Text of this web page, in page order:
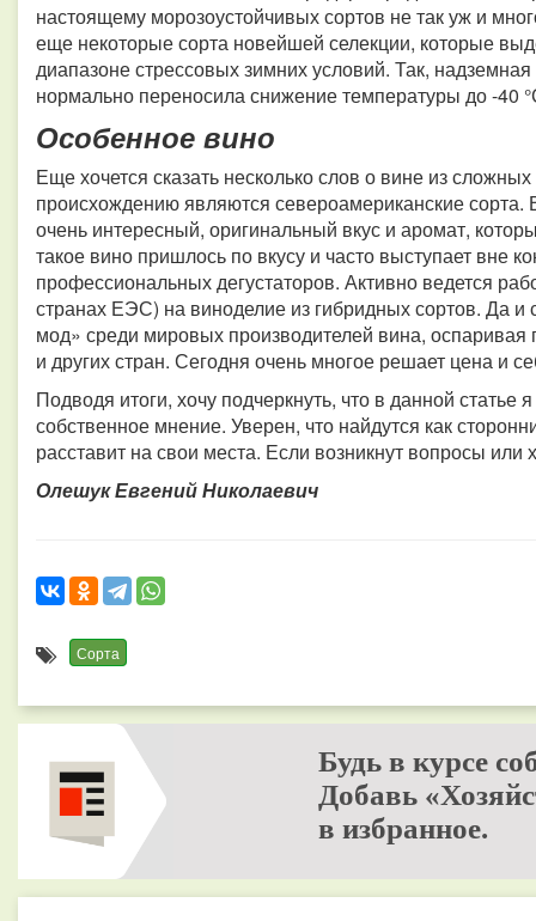
настоящему морозоустойчивых сортов не так уж и
еще некоторые сорта новейшей селекции, которые
диапазоне стрессовых зимних условий. Так,
нормально переносила снижение температуры до -40
Особенное вино
Еще хочется сказать несколько слов о вине из
происхождению являются североамериканские сорта.
очень интересный, оригинальный вкус и аромат,
такое вино пришлось по вкусу и часто выступает вне
профессиональных дегустаторов. Активно ведется
странах ЕЭС) на виноделие из гибридных сортов. Да
мод» среди мировых производителей вина,
и других стран. Сегодня очень многое решает цена и
Подводя итоги, хочу подчеркнуть, что в данной статье
собственное мнение. Уверен, что найдутся как
расставит на свои места. Если возникнут вопросы или
Олешук Евгений Николаевич
Сорта
Будь в курсе
Добавь
в избранное.